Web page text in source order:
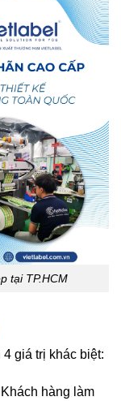
tại TP.HCM
giá trị khác biệt:
Khách hàng làm